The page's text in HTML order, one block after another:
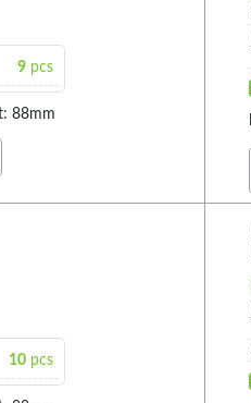
Kit contents
9pcs
88mm
10pcs